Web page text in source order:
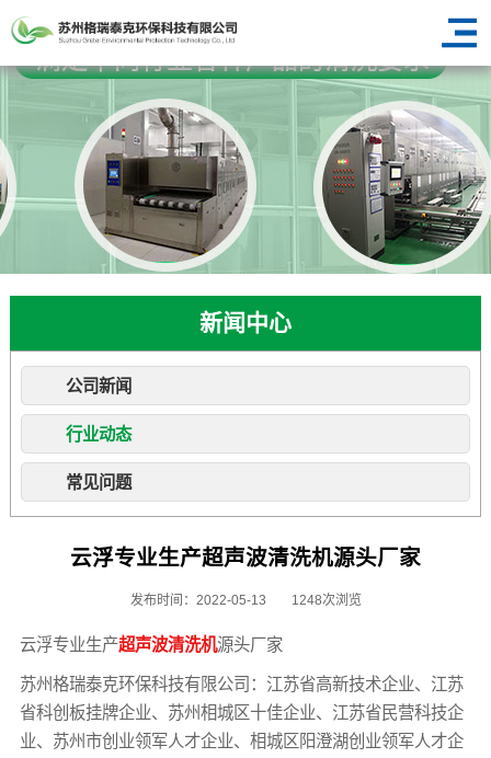
新闻中心
公司新闻
行业动态
常见问题
云浮专业生产超声波清洗机源头厂家
发布时间：2022-05-13 1248次浏览
云浮专业生产超声波清洗机源头厂家
苏州格瑞泰克环保科技有限公司：江苏省高新技术企业、江苏
省科创板挂牌企业、苏州相城区十佳企业、江苏省民营科技企
业、苏州市创业领军人才企业、相城区阳澄湖创业领军人才企